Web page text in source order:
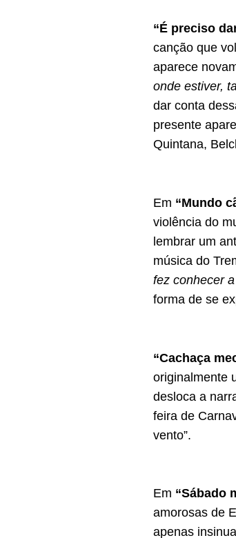
“É preciso
canção que
aparece
onde estiver,
dar conta
presente
Quintana,
Em “Mundo
violência do
lembrar um
música do
fez conhecer
forma de se
“Cachaça
originalmente
desloca a
feira de
vento”.
Em “Sábado
amorosas de
apenas